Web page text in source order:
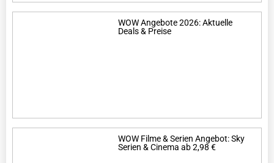
WOW Angebote 2026: Aktuelle
Deals & Preise
WOW Filme & Serien Angebot: Sky
Serien & Cinema ab 2,98 €